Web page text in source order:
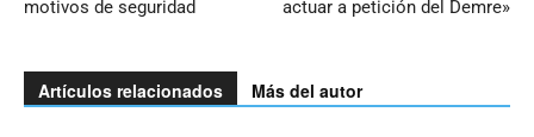
motivos de seguridad
actuar a petición del Demre»
Artículos relacionados Más del autor